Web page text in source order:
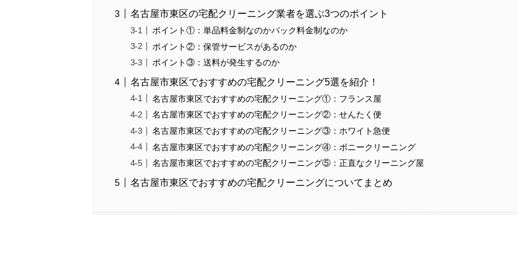
名古屋市東区の宅配クリーニング業者を選ぶ3つのポイント
ポイント①：単品料金制なのかパック料金制なのか
ポイント②：保管サービスがあるのか
ポイント③：送料が発生するのか
名古屋市東区でおすすめの宅配クリーニング5選を紹介！
名古屋市東区でおすすめの宅配クリーニング①：フランス屋
名古屋市東区でおすすめの宅配クリーニング②：せんたく便
名古屋市東区でおすすめの宅配クリーニング③：ホワイト急便
名古屋市東区でおすすめの宅配クリーニング④：ポニークリーニング
名古屋市東区でおすすめの宅配クリーニング⑤：正直なクリーニング屋
名古屋市東区でおすすめの宅配クリーニングについてまとめ